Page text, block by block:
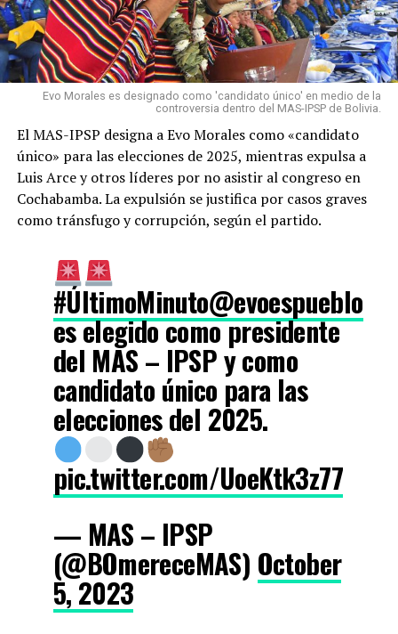
Evo Morales es designado como 'candidato único' en medio de la
controversia dentro del MAS-IPSP de Bolivia.
El MAS-IPSP designa a Evo Morales como «candidato
único» para las elecciones de 2025, mientras expulsa a
Luis Arce y otros líderes por no asistir al congreso en
Cochabamba.La expulsión se justifica por casos graves
como tránsfugo y corrupción, según el partido.
#ÚltimoMinuto@evoespueblo
es elegido como presidente
del MAS – IPSP y como
candidato único para las
elecciones del 2025.
pic.twitter.com/UoeKtk3z77
— MAS – IPSP
(@BOmereceMAS) October
5, 2023